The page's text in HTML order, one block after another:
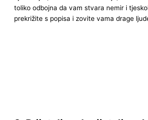
toliko odbojna da vam stvara nemir i
prekrižite s popisa i zovite vama drage